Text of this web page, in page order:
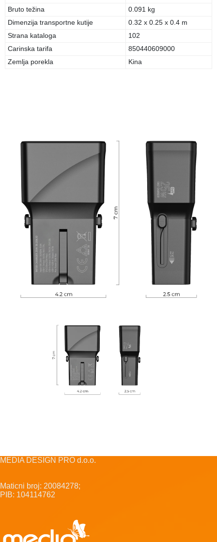
Bruto težina
0.091 kg
Dimenzija transportne kutije
0.32 x 0.25 x 0.4 m
Strana kataloga
102
Carinska tarifa
850440609000
Zemlja porekla
Kina
MEDIA DESIGN PRO d.o.o.
Maticni broj: 20084278;
PIB: 104114762